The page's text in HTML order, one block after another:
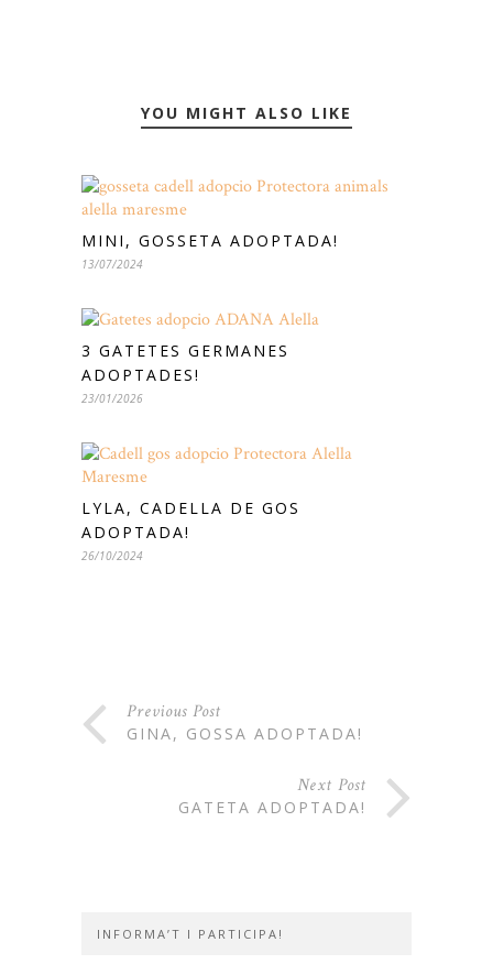
YOU MIGHT ALSO LIKE
MINI, GOSSETA ADOPTADA!
13/07/2024
3 GATETES GERMANES
ADOPTADES!
23/01/2026
LYLA, CADELLA DE GOS
ADOPTADA!
26/10/2024
Previous Post
GINA, GOSSA ADOPTADA!
Next Post
GATETA ADOPTADA!
INFORMA’T I PARTICIPA!